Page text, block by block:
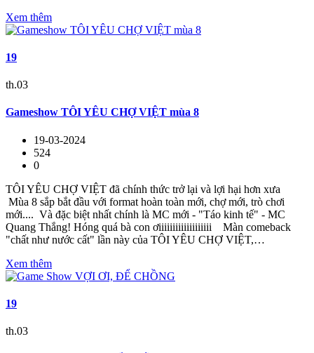
Xem thêm
19
th.03
Gameshow TÔI YÊU CHỢ VIỆT mùa 8
19-03-2024
524
0
TÔI YÊU CHỢ VIỆT đã chính thức trở lại và lợi hại hơn xưa
Mùa 8 sắp bắt đầu với format hoàn toàn mới, chợ mới, trò chơi
mới.... Và đặc biệt nhất chính là MC mới - "Táo kinh tế" - MC
Quang Thắng! Hóng quá bà con ơiiiiiiiiiiiiiiiiiii Màn comeback
"chất như nước cất" lần này của TÔI YÊU CHỢ VIỆT,…
Xem thêm
19
th.03